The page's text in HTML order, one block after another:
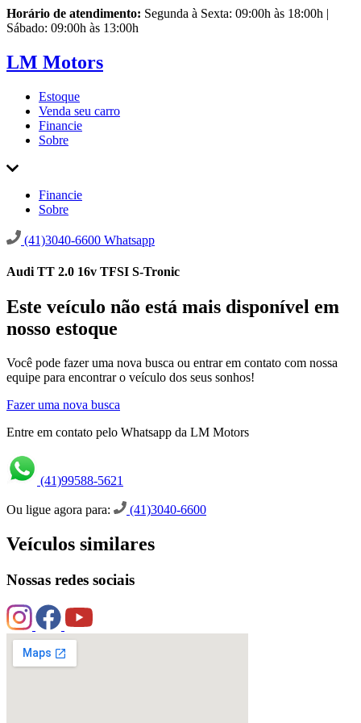
Horário de atendimento: Segunda à Sexta: 09:00h às 18:00h |
Sábado: 09:00h às 13:00h
LM Motors
Estoque
Venda seu carro
Financie
Sobre
Financie
Sobre
(41)3040-6600 Whatsapp
Audi TT 2.0 16v TFSI S-Tronic
Este veículo não está mais disponível em
nosso estoque
Você pode fazer uma nova busca ou entrar em contato com nossa
equipe para encontrar o veículo dos seus sonhos!
Fazer uma nova busca
Entre em contato pelo Whatsapp da LM Motors
(41)99588-5621
Ou ligue agora para: (41)3040-6600
Veículos similares
Nossas redes sociais